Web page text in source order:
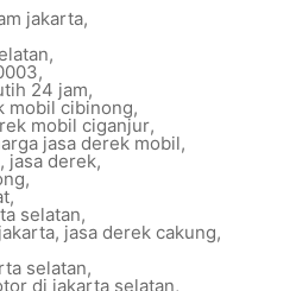
jakarta,
,
,
24 jam,
mobil cibinong,
mobil ciganjur,
jasa derek mobil,
, jasa derek,
,
,
selatan,
, jasa derek cakung,
selatan,
di jakarta selatan,